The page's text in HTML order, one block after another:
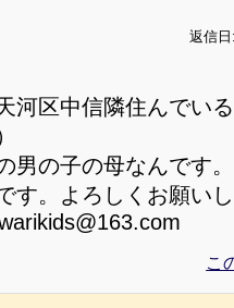
返信
信隣住んでいる
の母なんです。
す。よろしくお願い
こ